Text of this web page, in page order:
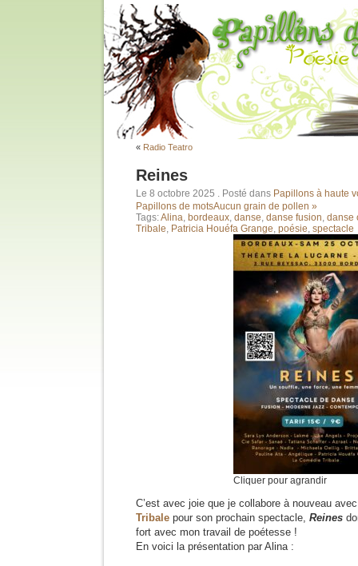
« Radio Teatro
Reines
Le 8 octobre 2025 . Posté dans Papillons à haute
Papillons de motsAucun grain de pollen »
Tags:Alina, bordeaux, danse, danse fusion, danse
Tribale, Patricia Houéfa Grange, poésie, spectacle
Cliquer pour agrandir
C’est avec joie que je collabore à nouveau
Tribale pour son prochain spectacle, Reines
fort avec mon travail de poétesse !
En voici la présentation par Alina :